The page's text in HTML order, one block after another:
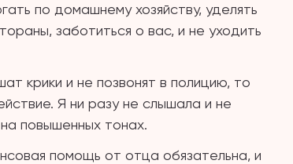
по домашнему хозяйству, уделять
заботиться о вас, и не уходить
крики и не позвонят в полицию, то
Я ни разу не слышала и не
повышенных тонах.
помощь от отца обязательна, и